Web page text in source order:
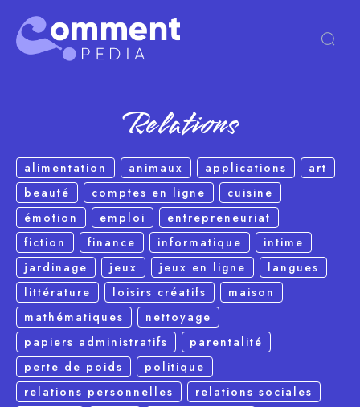
Relations
alimentation animaux applications
art
beauté
comptes en ligne
cuisine
émotion
emploi
entrepreneuriat
fiction
finance informatique
intime
jardinage
jeux jeux en ligne
langues
littérature
loisirs créatifs
maison
mathématiques
nettoyage
papiers administratifs
parentalité
perte de poids
politique
relations personnelles
relations sociales